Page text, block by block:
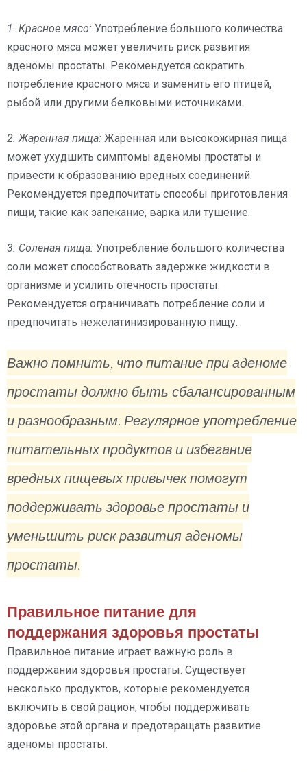
1. Красное мясо: Употребление большого количества
красного мяса может увеличить риск развития
аденомы простаты. Рекомендуется сократить
потребление красного мяса и заменить его птицей,
рыбой или другими белковыми источниками.
2. Жаренная пища: Жаренная или высокожирная пища
может ухудшить симптомы аденомы простаты и
привести к образованию вредных соединений.
Рекомендуется предпочитать способы приготовления
пищи, такие как запекание, варка или тушение.
3. Соленая пища: Употребление большого количества
соли может способствовать задержке жидкости в
организме и усилить отечность простаты.
Рекомендуется ограничивать потребление соли и
предпочитать нежелатинизированную пищу.
Важно помнить, что питание при аденоме
простаты должно быть сбалансированным
и разнообразным. Регулярное употребление
питательных продуктов и избегание
вредных пищевых привычек помогут
поддерживать здоровье простаты и
уменьшить риск развития аденомы
простаты.
Правильное питание для
поддержания здоровья простаты
Правильное питание играет важную роль в
поддержании здоровья простаты. Существует
несколько продуктов, которые рекомендуется
включить в свой рацион, чтобы поддерживать
здоровье этой органа и предотвращать развитие
аденомы простаты.